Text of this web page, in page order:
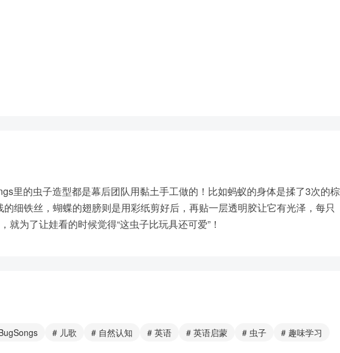
里的虫子造型都是幕后团队用黏土手工做的！比如蚂蚁的身体是揉了3次的棕
细铁丝，蝴蝶的翅膀则是用彩纸剪好后，再贴一层透明胶让它有光泽，每只
就为了让娃看的时候觉得“这虫子比玩具还可爱”！
# 儿歌 # 自然认知 # 英语 # 英语启蒙 # 虫子 # 趣味学习